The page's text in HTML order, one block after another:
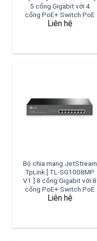
5 cổng Gigabit với 4
cổng PoE+ Switch PoE
Liên hệ
Bộ chia mạng JetStream
TpLink [ TL-SG1008MP
V1 ] 8 cổng Gigabit với 8
cổng PoE+ Switch PoE
Liên hệ